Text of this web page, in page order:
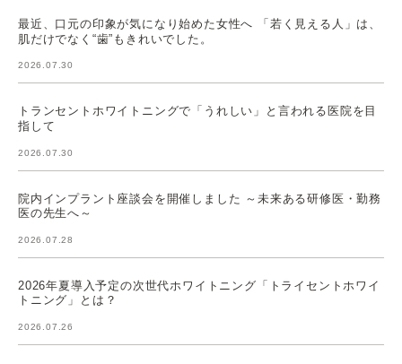
最近、口元の印象が気になり始めた女性へ 「若く見える人」は、
肌だけでなく“歯”もきれいでした。
2026.07.30
トランセントホワイトニングで「うれしい」と言われる医院を目
指して
2026.07.30
院内インプラント座談会を開催しました ～未来ある研修医・勤務
医の先生へ～
2026.07.28
2026年夏導入予定の次世代ホワイトニング「トライセントホワイ
トニング」とは？
2026.07.26